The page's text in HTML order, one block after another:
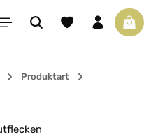
Du hast 0 Produkte
Produktart